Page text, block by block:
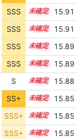
SSS 13.9
15.91
SSS 13.9
15.91
SSS 13.8
15.89
SSS 13.8
15.89
S 15.5
15.88
SS+ 14.0
15.85
SSS+ 13.7
15.85
SSS+ 13.7
15.85